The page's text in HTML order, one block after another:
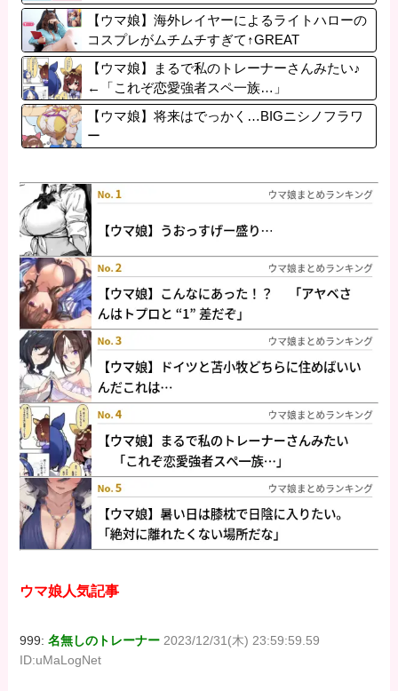
性サポカを編成していた意味…
【ウマ娘】海外レイヤーによるライトハローの
コスプレがムチムチすぎて↑GREAT
【ウマ娘】まるで私のトレーナーさんみたい♪
←「これぞ恋愛強者スペ一族…」
【ウマ娘】将来はでっかく…BIGニシノフラワ
ー
ウマ娘人気記事
999:名無しのトレーナー 2023/12/31(木) 23:59:59.59
ID:uMaLogNet